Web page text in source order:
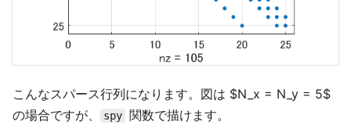
こんなスパース行列になります。図は $N_x = N_y = 5$
の場合ですが、
spy 関数で描けます。